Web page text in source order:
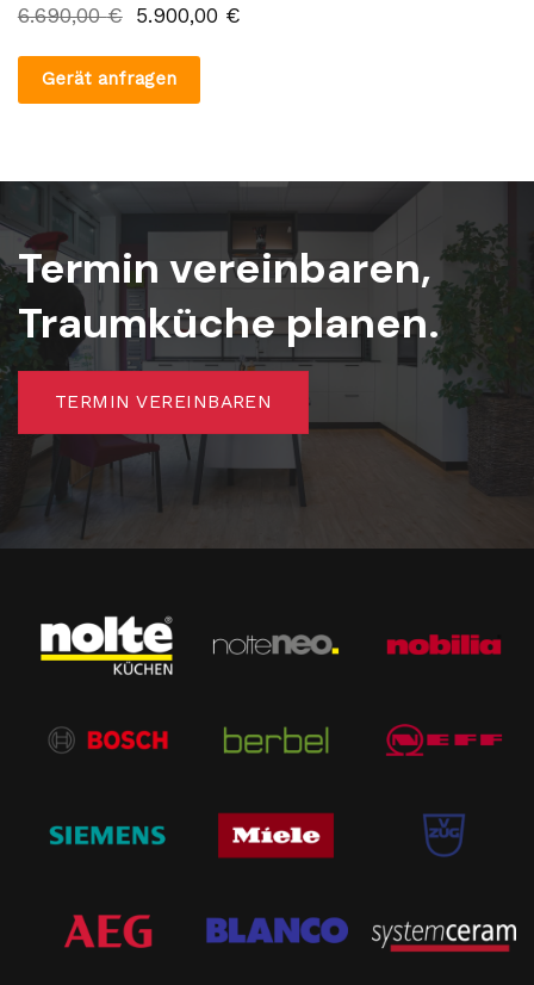
6.690,00€ 5.900,00 €
Gerät anfragen
Termin vereinbaren,
Traumküche planen.
TERMIN VEREINBAREN